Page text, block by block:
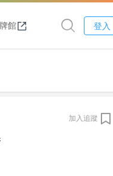
館 登入
加入追蹤